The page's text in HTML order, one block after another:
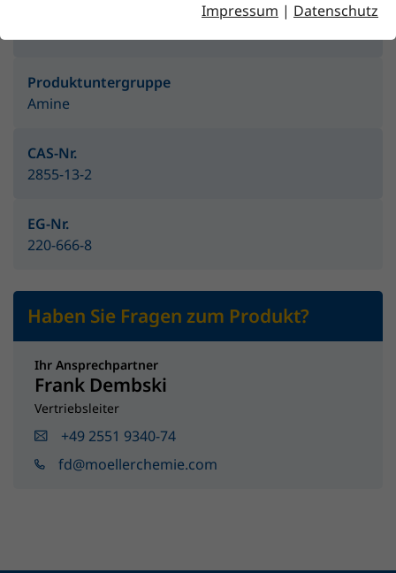
Impressum | Datenschutz
Produktuntergruppe
Amine
CAS-Nr.
2855-13-2
EG-Nr.
220-666-8
Haben Sie Fragen zum Produkt?
Ihr Ansprechpartner
Frank Dembski
Vertriebsleiter
+49 2551 9340-74
fd@moellerchemie.com